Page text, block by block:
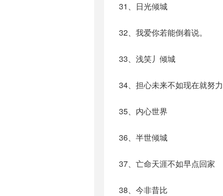
31、日光倾城
32、我爱你若能倒着说。
33、浅笑丿倾城
34、担心未来不如现在就努力
35、内心世界
36、半世倾城
37、亡命天涯不如早点回家
38、今非昔比